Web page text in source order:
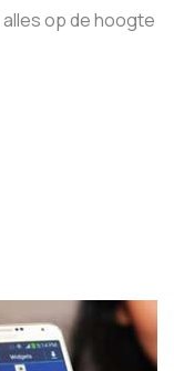
op de hoogte